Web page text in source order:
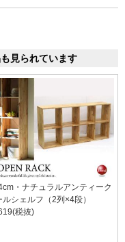
見られています
・ナチュラルアンティーク
ルシェルフ（2列×4段）
税抜)